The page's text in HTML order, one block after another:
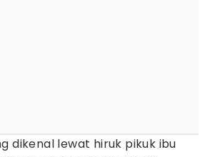
dikenal lewat hiruk pikuk ibu